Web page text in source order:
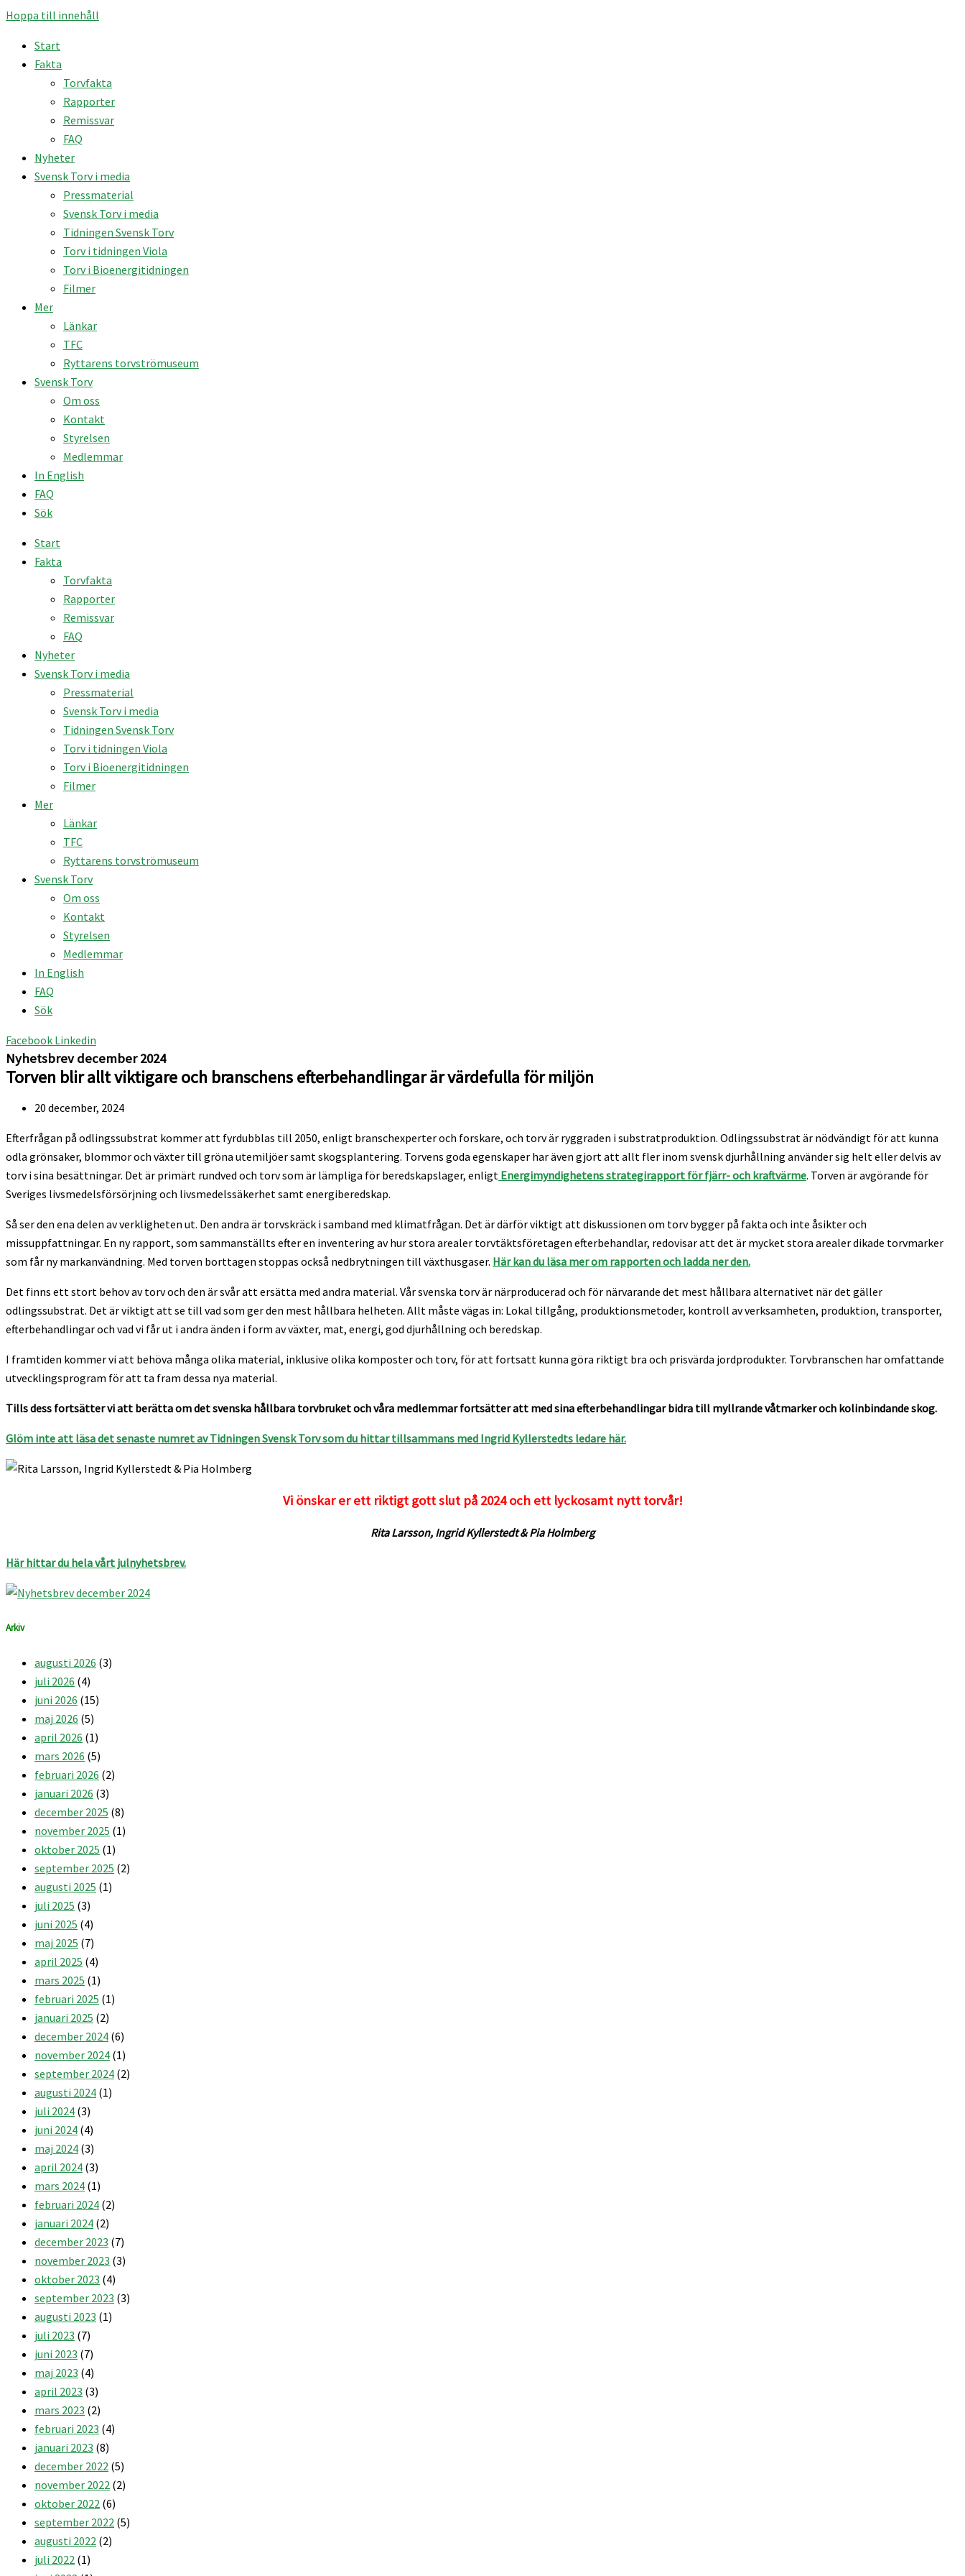
Hoppa till innehåll
Start
Fakta
Torvfakta
Rapporter
Remissvar
FAQ
Nyheter
Svensk Torv i media
Pressmaterial
Svensk Torv i media
Tidningen Svensk Torv
Torv i tidningen Viola
Torv i Bioenergitidningen
Filmer
Mer
Länkar
TFC
Ryttarens torvströmuseum
Svensk Torv
Om oss
Kontakt
Styrelsen
Medlemmar
In English
FAQ
Sök
Start
Fakta
Torvfakta
Rapporter
Remissvar
FAQ
Nyheter
Svensk Torv i media
Pressmaterial
Svensk Torv i media
Tidningen Svensk Torv
Torv i tidningen Viola
Torv i Bioenergitidningen
Filmer
Mer
Länkar
TFC
Ryttarens torvströmuseum
Svensk Torv
Om oss
Kontakt
Styrelsen
Medlemmar
In English
FAQ
Sök
Facebook Linkedin
Nyhetsbrev december 2024
Torven blir allt viktigare och branschens efterbehandlingar är värdefulla för miljön
20 december, 2024
Efterfrågan på odlingssubstrat kommer att fyrdubblas till 2050, enligt branschexperter och forskare, och torv är ryggraden i substratproduktion. Odlingssubstrat är nödvändigt för att kunna
odla grönsaker, blommor och växter till gröna utemiljöer samt skogsplantering. Torvens goda egenskaper har även gjort att allt fler inom svensk djurhållning använder sig helt eller delvis av
torv i sina besättningar. Det är primärt rundved och torv som är lämpliga för beredskapslager, enligt Energimyndighetens strategirapport för fjärr- och kraftvärme. Torven är avgörande för
Sveriges livsmedelsförsörjning och livsmedelssäkerhet samt energiberedskap.
Så ser den ena delen av verkligheten ut. Den andra är torvskräck i samband med klimatfrågan. Det är därför viktigt att diskussionen om torv bygger på fakta och inte åsikter och
missuppfattningar. En ny rapport, som sammanställts efter en inventering av hur stora arealer torvtäktsföretagen efterbehandlar, redovisar att det är mycket stora arealer dikade torvmarker
som får ny markanvändning. Med torven borttagen stoppas också nedbrytningen till växthusgaser. Här kan du läsa mer om rapporten och ladda ner den.
Det finns ett stort behov av torv och den är svår att ersätta med andra material. Vår svenska torv är närproducerad och för närvarande det mest hållbara alternativet när det gäller
odlingssubstrat. Det är viktigt att se till vad som ger den mest hållbara helheten. Allt måste vägas in: Lokal tillgång, produktionsmetoder, kontroll av verksamheten, produktion, transporter,
efterbehandlingar och vad vi får ut i andra änden i form av växter, mat, energi, god djurhållning och beredskap.
I framtiden kommer vi att behöva många olika material, inklusive olika komposter och torv, för att fortsatt kunna göra riktigt bra och prisvärda jordprodukter. Torvbranschen har omfattande
utvecklingsprogram för att ta fram dessa nya material.
Tills dess fortsätter vi att berätta om det svenska hållbara torvbruket och våra medlemmar fortsätter att med sina efterbehandlingar bidra till myllrande våtmarker och kolinbindande skog.
Glöm inte att läsa det senaste numret av Tidningen Svensk Torv som du hittar tillsammans med Ingrid Kyllerstedts ledare här.
Vi önskar er ett riktigt gott slut på 2024 och ett lyckosamt nytt torvår!
Rita Larsson, Ingrid Kyllerstedt & Pia Holmberg
Här hittar du hela vårt julnyhetsbrev.
Arkiv
augusti 2026 (3)
juli 2026 (4)
juni 2026 (15)
maj 2026 (5)
april 2026 (1)
mars 2026 (5)
februari 2026 (2)
januari 2026 (3)
december 2025 (8)
november 2025 (1)
oktober 2025 (1)
september 2025 (2)
augusti 2025 (1)
juli 2025 (3)
juni 2025 (4)
maj 2025 (7)
april 2025 (4)
mars 2025 (1)
februari 2025 (1)
januari 2025 (2)
december 2024 (6)
november 2024 (1)
september 2024 (2)
augusti 2024 (1)
juli 2024 (3)
juni 2024 (4)
maj 2024 (3)
april 2024 (3)
mars 2024 (1)
februari 2024 (2)
januari 2024 (2)
december 2023 (7)
november 2023 (3)
oktober 2023 (4)
september 2023 (3)
augusti 2023 (1)
juli 2023 (7)
juni 2023 (7)
maj 2023 (4)
april 2023 (3)
mars 2023 (2)
februari 2023 (4)
januari 2023 (8)
december 2022 (5)
november 2022 (2)
oktober 2022 (6)
september 2022 (5)
augusti 2022 (2)
juli 2022 (1)